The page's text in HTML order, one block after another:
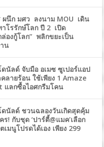
ผนึก มศว ลงนาม MOU เดิน
โรรักษ์โลก ปี 2 เปิด
ล่องกู้โลก” พลิกขยะเป็น
น
นัลด์ จับมือ อเมซ ซูเปอร์แอป
ลายร้อน ใช้เพียง 1 Amaze
แลกซื้อไอศกรีมโคน
ดนัลด์ ชวนฉลองวันเกิดสุดคุ้ม
ร! กับชุด ‘ปาร์ตี้@แมค’เลือก
เมนูโปรดได้เอง เพียง 299